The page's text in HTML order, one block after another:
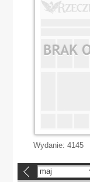
Wydanie: 4145
maj